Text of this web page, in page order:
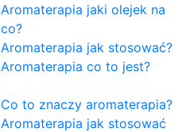
Aromaterapia jaki olejek na
co?
Aromaterapia jak stosować?
Aromaterapia co to jest?
Co to znaczy aromaterapia?
Aromaterapia jak stosować